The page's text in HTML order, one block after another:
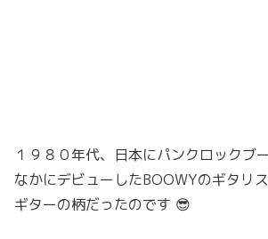
１９８０年代、日本にパンクロックブ
なかにデビューしたBOOWYのギタリ
ギターの柄だったのです 😎